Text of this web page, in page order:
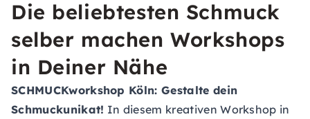
Die beliebtesten Schmuck
selber machen Workshops
in Deiner Nähe
SCHMUCKworkshop Köln: Gestalte dein
Schmuckunikat! In diesem kreativen Workshop in